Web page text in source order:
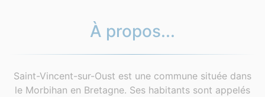
À propos...
Saint-Vincent-sur-Oust est une commune située dans
le Morbihan en Bretagne. Ses habitants sont appelés